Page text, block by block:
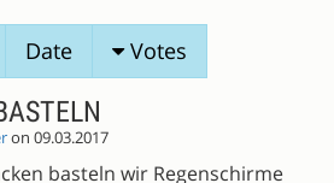
Date Votes
on 09.03.2017
basteln wir Regenschirme